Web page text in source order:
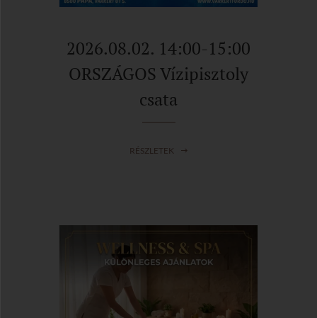
2026.08.02. 14:00-15:00
ORSZÁGOS Vízipisztoly
csata
RÉSZLETEK